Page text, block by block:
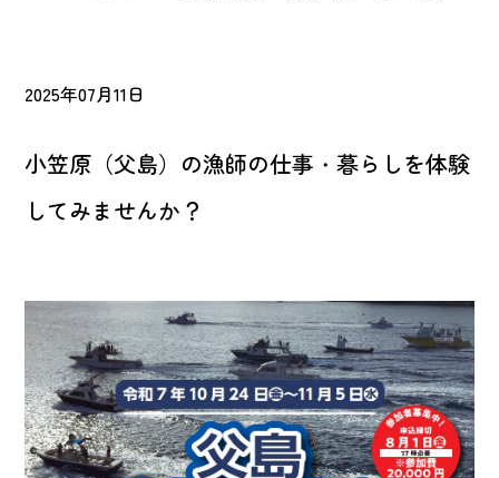
2025年07月11日
小笠原（父島）の漁師の仕事・暮らしを体験
してみませんか？